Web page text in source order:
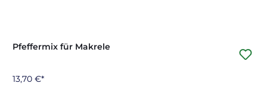
Pfeffermix für Makrele
13,70 €*